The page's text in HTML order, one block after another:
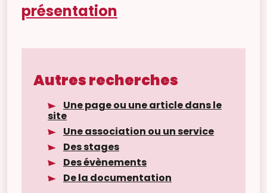
présentation
Autres recherches
Une page ou une article dans le
site
Une association ou un service
Des stages
Des évènements
De la documentation